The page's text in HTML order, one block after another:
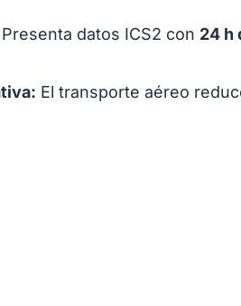
Presenta datos ICS2 con 24 h
El transporte aéreo